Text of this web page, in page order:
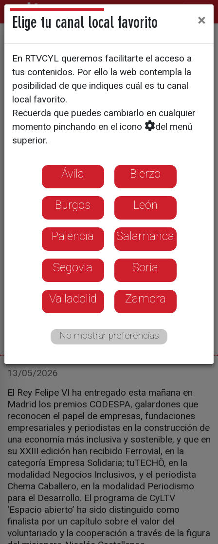
El programa de CyLTV
‘Espacio abierto’, finalista en
los Premios CODESPA por un
trabajo sobre la figura del
misionero Nicolás
Castellanos
El Rey Felipe VI ha entregado los
galardones en un acto celebrado esta
mañana en Madrid
13/05/2026
El Rey Felipe VI ha entregado esta mañana en
Madrid los premios CODESPA, galardones que
reconocen el papel de empresas, fundaciones
empresariales y periodistas en la construcción de
una economía más inclusiva y sostenible, y que en
su XXIII edición han recibido Ferrovial, en la
categoría Empresa Solidaria; tuTECHÔ, en la
modalidad Negocios Inclusivos, y el periodista
Chema Caballero, en la modalidad Periodismo
para el Desarrollo. El programa de CyLTV
‘Espacio abierto’ ha sido distinguido como
finalista por un capítulo sobre el valor del
voluntariado y la cooperación a través de la figura
Elige tu canal local favorito ×
En RTVCYL queremos facilitarte el acceso a
tus contenidos. Por ello la web contempla la
posibilidad de que indiques cuál es tu canal
local favorito.
Recuerda que puedes cambiarlo en cualquier
momento pinchando en el icono
del menú
superior.
Ávila Bierzo
Burgos León
Palencia Salamanca
Segovia Soria
Valladolid Zamora
No mostrar preferencias